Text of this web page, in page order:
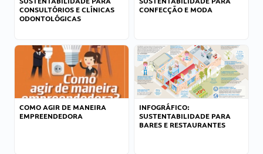
CONSULTÓRIOS E CLÍNICAS
ODONTOLÓGICAS
CONFECÇÃO E MODA
COMO AGIR DE MANEIRA
EMPREENDEDORA
INFOGRÁFICO:
SUSTENTABILIDADE PARA
BARES E RESTAURANTES